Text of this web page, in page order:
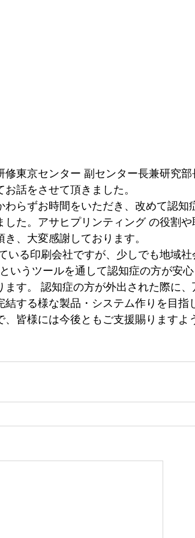
東京センター 副センター長兼研究部
話をさせて頂きました。
らずお時間をいただき、改めて認知
た。アサヒプリンティング の役割
、大変感謝しております。
る印刷会社ですが、少しでも地域社
いうツールを通して認知症の方が安
す。 認知症の方が外出された際に
する様な製品・システム作りを目指
皆様には今後ともご支援賜りますよ